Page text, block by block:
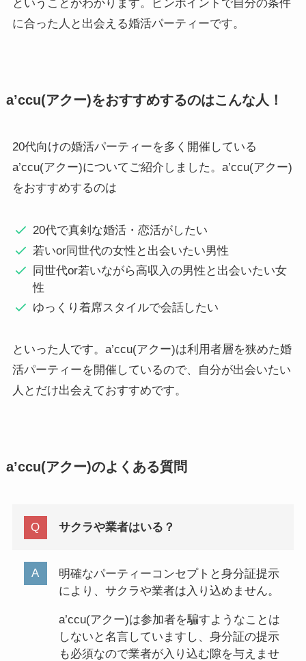
ということがわかります。ピンポイントで自分の条件
に合った人と出会える婚活パーティーです。
a’ccu(アクー)をおすすめするのはこんな人！
20代向けの婚活パーティーを多く開催している
a’ccu(アクー)についてご紹介しました。a’ccu(アクー)
をおすすめするのは
20代で真剣な婚活・恋活がしたい
若いor同世代の女性と出会いたい男性
同世代or若いながら高収入の男性と出会いたい女
性
ゆっくり着席スタイルで会話したい
といった人です。a’ccu(アクー)は利用者層を狭めた婚
活パーティーを開催しているので、自分が出会いたい
人とだけ出会えておすすめです。
a’ccu(アクー)のよくある質問
サクラや業者はいる？
明確なパーティーコンセプトと身分証提示
により、サクラや業者は入り込めません。
a’ccu(アクー)は参加者を騙すようなことは
しないと名言していますし、身分証の提示
も必須なので業者が入り込む隙を与えませ